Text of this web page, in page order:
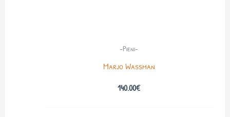
-Pieni-
Marjo Wassman
140.00€